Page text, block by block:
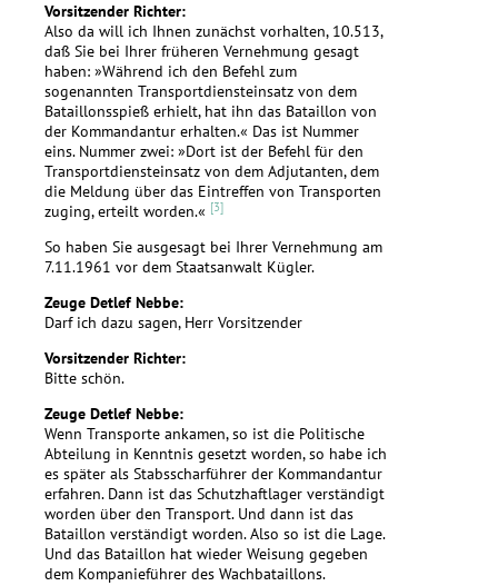
Vorsitzender Richter:
Also da will ich Ihnen zunächst vorhalten, 10.513,
daß Sie bei Ihrer früheren Vernehmung gesagt
haben: »Während ich den Befehl zum
sogenannten Transportdiensteinsatz von dem
Bataillonsspieß erhielt, hat ihn das Bataillon von
der Kommandantur erhalten.« Das ist Nummer
eins. Nummer zwei: »Dort ist der Befehl für den
Transportdiensteinsatz von dem Adjutanten, dem
die Meldung über das Eintreffen von Transporten
zuging, erteilt worden.« [3]
So haben Sie ausgesagt bei Ihrer Vernehmung am
7.11.1961 vor dem Staatsanwalt Kügler.
Zeuge Detlef Nebbe:
Darf ich dazu sagen, Herr Vorsitzender
Vorsitzender Richter:
Bitte schön.
Zeuge Detlef Nebbe:
Wenn Transporte ankamen, so ist die Politische
Abteilung in Kenntnis gesetzt worden, so habe ich
es später als Stabsscharführer der Kommandantur
erfahren. Dann ist das Schutzhaftlager verständigt
worden über den Transport. Und dann ist das
Bataillon verständigt worden. Also so ist die Lage.
Und das Bataillon hat wieder Weisung gegeben
dem Kompanieführer des Wachbataillons.